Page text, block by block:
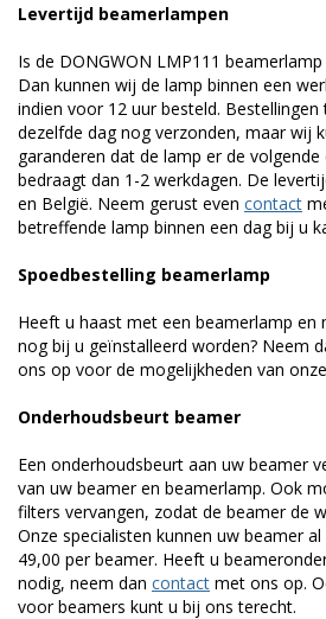
Levertijd beamerlampen
Is de DONGWON LMP111
Dan kunnen wij de lamp binnen een
indien voor 12 uur besteld.
dezelfde dag nog verzonden, maar wij
garanderen dat de lamp er de
bedraagt dan 1-2 werkdagen. De
en België. Neem gerust even contact
betreffende lamp binnen een dag bij u
Spoedbestelling beamerlamp
Heeft u haast met een beamerlamp en
nog bij u geïnstalleerd worden? Neem
ons op voor de mogelijkheden van
Onderhoudsbeurt beamer
Een onderhoudsbeurt aan uw beamer
van uw beamer en beamerlamp. Ook
filters vervangen, zodat de beamer de
Onze specialisten kunnen uw beamer
49,00 per beamer. Heeft u
nodig, neem dan contact met ons op.
voor beamers kunt u bij ons terecht.